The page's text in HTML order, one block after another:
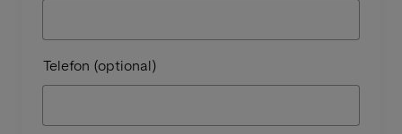
Telefon (optional)